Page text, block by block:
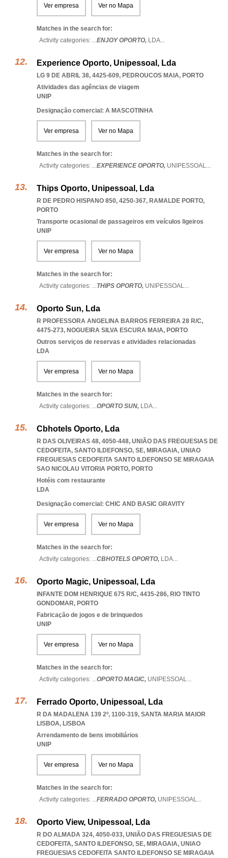
Ver empresa Ver no Mapa
Matches in the search for:
Activity categories: ...ENJOY OPORTO, LDA...
Experience Oporto, Unipessoal, Lda
LG 9 DE ABRIL 38, 4425-609, PEDROUCOS MAIA, PORTO
Atividades das agências de viagem
UNIP
Designação comercial: A MASCOTINHA
Ver empresa Ver no Mapa
Matches in the search for:
Activity categories: ...EXPERIENCE OPORTO, UNIPESSOAL...
Thips Oporto, Unipessoal, Lda
R DE PEDRO HISPANO 850, 4250-367, RAMALDE PORTO,
PORTO
Transporte ocasional de passageiros em veículos ligeiros
UNIP
Ver empresa Ver no Mapa
Matches in the search for:
Activity categories: ...THIPS OPORTO, UNIPESSOAL...
Oporto Sun, Lda
R PROFESSORA ANGELINA BARROS FERREIRA 28 R/C,
4475-273, NOGUEIRA SILVA ESCURA MAIA, PORTO
Outros serviços de reservas e atividades relacionadas
LDA
Ver empresa Ver no Mapa
Matches in the search for:
Activity categories: ...OPORTO SUN, LDA...
Cbhotels Oporto, Lda
R DAS OLIVEIRAS 48, 4050-448, UNIÃO DAS FREGUESIAS DE
CEDOFEITA, SANTO ILDEFONSO, SE, MIRAGAIA, UNIAO
FREGUESIAS CEDOFEITA SANTO ILDEFONSO SE MIRAGAIA
SAO NICOLAU VITORIA PORTO, PORTO
Hotéis com restaurante
LDA
Designação comercial: CHIC AND BASIC GRAVITY
Ver empresa Ver no Mapa
Matches in the search for:
Activity categories: ...CBHOTELS OPORTO, LDA...
Oporto Magic, Unipessoal, Lda
INFANTE DOM HENRIQUE 675 R/C, 4435-286, RIO TINTO
GONDOMAR, PORTO
Fabricação de jogos e de brinquedos
UNIP
Ver empresa Ver no Mapa
Matches in the search for:
Activity categories: ...OPORTO MAGIC, UNIPESSOAL...
Ferrado Oporto, Unipessoal, Lda
R DA MADALENA 139 2º, 1100-319, SANTA MARIA MAIOR
LISBOA, LISBOA
Arrendamento de bens imobiliários
UNIP
Ver empresa Ver no Mapa
Matches in the search for:
Activity categories: ...FERRADO OPORTO, UNIPESSOAL...
Oporto View, Unipessoal, Lda
R DO ALMADA 324, 4050-033, UNIÃO DAS FREGUESIAS DE
CEDOFEITA, SANTO ILDEFONSO, SE, MIRAGAIA, UNIAO
FREGUESIAS CEDOFEITA SANTO ILDEFONSO SE MIRAGAIA